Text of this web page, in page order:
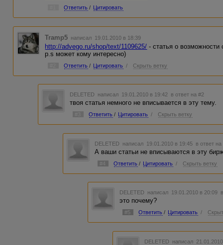
Ответить / Цитировать
Tramp5 написал 19.01.2010 в 18:39
http://advego.ru/shop/text/1109625/ - статья о
p.s может кому интересно)
Ответить / Цитировать / Скрыть ветку
DELETED написал 19.01.2010 в 19:42 в ответ на #2
твоя статья немного не вписывается в эту тему.
Ответить / Цитировать / Скрыть ветку
DELETED написал 19.01.2010 в 19:45 в ответ на
А ваши статьи не вписываются в эту
#4 Ответить / Цитировать / Скрыть ветку
DELETED написал 19.01.2010 в 20:09
это почему?
#5 Ответить / Цитировать /
DELETED написал